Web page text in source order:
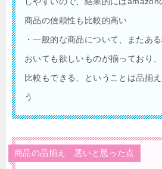
商品の信頼性も比較的高い
・一般的な商品について、またあ
おいても欲しいものが揃っており
比較もできる、ということは品揃
う
商品の品揃え 悪いと思った点